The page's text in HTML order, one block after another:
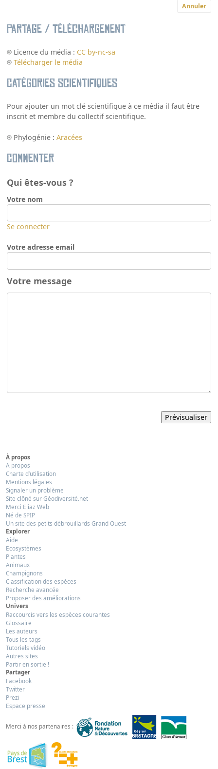
Annuler
Partage / Téléchargement
Licence du média : CC by-nc-sa
Télécharger le média
Catégories scientifiques
Pour ajouter un mot clé scientifique à ce média il faut être
inscrit et membre du collectif scientifique.
Phylogénie :Aracées
Commenter
Qui êtes-vous ?
Votre nom
Se connecter
Votre adresse email
Votre message
À propos
A propos
Charte d’utilisation
Mentions légales
Signaler un problème
Site clôné sur Géodiversité.net
Merci Eliaz Web
Né de SPIP
Un site des petits débrouillards Grand Ouest
Explorer
Aide
Ecosystèmes
Plantes
Animaux
Champignons
Classification des espèces
Recherche avancée
Proposer des améliorations
Univers
Raccourcis vers les espèces courantes
Glossaire
Les auteurs
Tous les tags
Tutoriels vidéo
Autres sites
Partir en sortie !
Partager
Facebook
Twitter
Prezi
Espace presse
Merci à nos partenaires :